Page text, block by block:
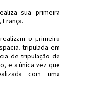
sua primeira
o primeiro
tripulada em
de tripulação de
e a única vez que
com uma